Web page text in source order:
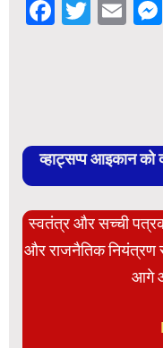
व्हाट्सप्प आइकान
स्वतंत्र और सच्ची
और राजनैतिक नियंत्रण
आगे